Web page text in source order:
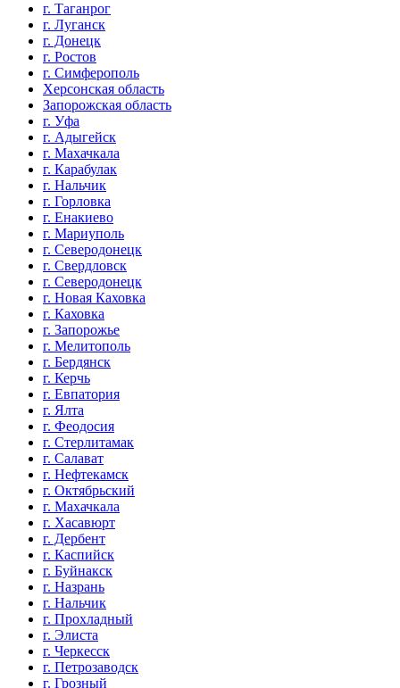
г. Таганрог
г. Луганск
г. Донецк
г. Ростов
г. Симферополь
Херсонская область
Запорожская область
г. Уфа
г. Адыгейск
г. Махачкала
г. Карабулак
г. Нальчик
г. Горловка
г. Енакиево
г. Мариуполь
г. Северодонецк
г. Свердловск
г. Северодонецк
г. Новая Каховка
г. Каховка
г. Запорожье
г. Мелитополь
г. Бердянск
г. Керчь
г. Евпатория
г. Ялта
г. Феодосия
г. Стерлитамак
г. Салават
г. Нефтекамск
г. Октябрьский
г. Махачкала
г. Хасавюрт
г. Дербент
г. Каспийск
г. Буйнакск
г. Назрань
г. Нальчик
г. Прохладный
г. Элиста
г. Черкесск
г. Петрозаводск
г. Грозный